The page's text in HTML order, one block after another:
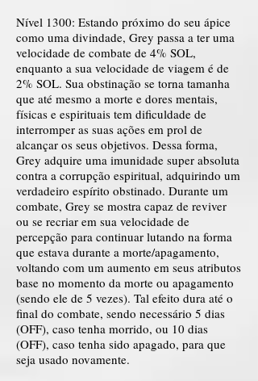
Nível 1300: Estando próximo do seu ápice
como uma divindade, Grey passa a ter uma
velocidade de combate de 4% SOL,
enquanto a sua velocidade de viagem é de
2% SOL. Sua obstinação se torna tamanha
que até mesmo a morte e dores mentais,
físicas e espirituais tem dificuldade de
interromper as suas ações em prol de
alcançar os seus objetivos. Dessa forma,
Grey adquire uma imunidade super absoluta
contra a corrupção espiritual, adquirindo um
verdadeiro espírito obstinado. Durante um
combate, Grey se mostra capaz de reviver
ou se recriar em sua velocidade de
percepção para continuar lutando na forma
que estava durante a morte/apagamento,
voltando com um aumento em seus atributos
base no momento da morte ou apagamento
(sendo ele de 5 vezes). Tal efeito dura até o
final do combate, sendo necessário 5 dias
(OFF), caso tenha morrido, ou 10 dias
(OFF), caso tenha sido apagado, para que
seja usado novamente.